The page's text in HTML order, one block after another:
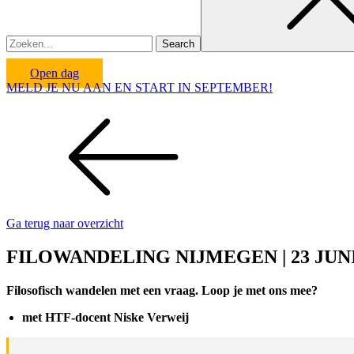
Open dag
MELD JE NU AAN EN START IN SEPTEMBER!
Ga terug naar overzicht
FILOWANDELING NIJMEGEN | 23
Filosofisch wandelen met een vraag. Loop je met ons mee?
met HTF-docent Niske Verweij